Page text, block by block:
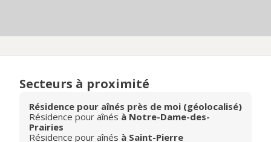
Secteurs à proximité
Résidence pour aînés près de moi (géolocalisé)
Résidence pour aînés à Notre-Dame-des-
Prairies
Résidence pour aînés à Saint-Pierre